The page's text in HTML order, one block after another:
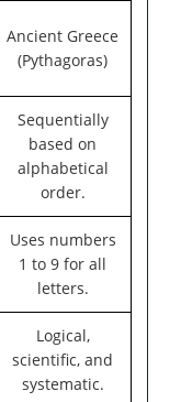
Ancient Greece
(Pythagoras)
Sequentially
based on
alphabetical
order.
Uses numbers
1 to 9 for all
letters.
Logical,
scientific, and
systematic.